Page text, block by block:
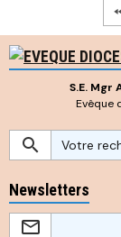
S.E. Mgr
Evêque
Newsletters